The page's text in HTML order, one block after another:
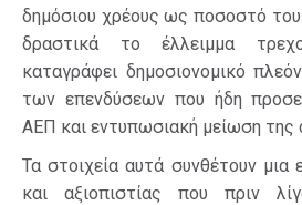
δημόσιου χρέους ως ποσοστό του
δραστικά το έλλειμμα
καταγράφει δημοσιονομικό
των επενδύσεων που ήδη
ΑΕΠ και εντυπωσιακή μείωση της
Τα στοιχεία αυτά συνθέτουν μια
και αξιοπιστίας που πριν